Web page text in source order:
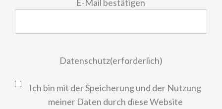
E-Mail bestätigen
Datenschutz(erforderlich)
Ich bin mit der Speicherung und der Nutzung
meiner Daten durch diese Website